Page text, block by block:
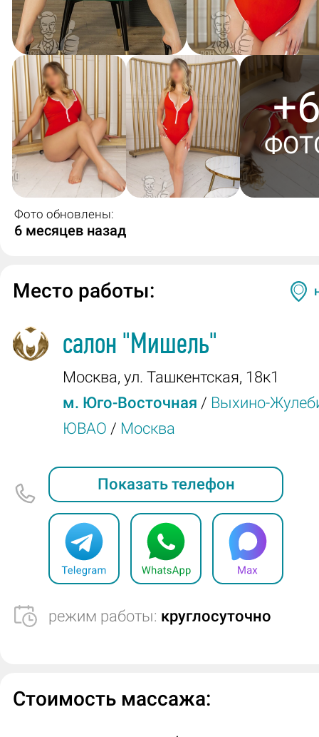
Фото обновлены:
6 месяцев назад
Место работы:
салон "Мишель"
Москва, ул. Ташкентская, 18к1
м. Юго-Восточная / Выхино-
ЮВАО / Москва
Показать телефон
режим работы: круглосуточно
Стоимость массажа: